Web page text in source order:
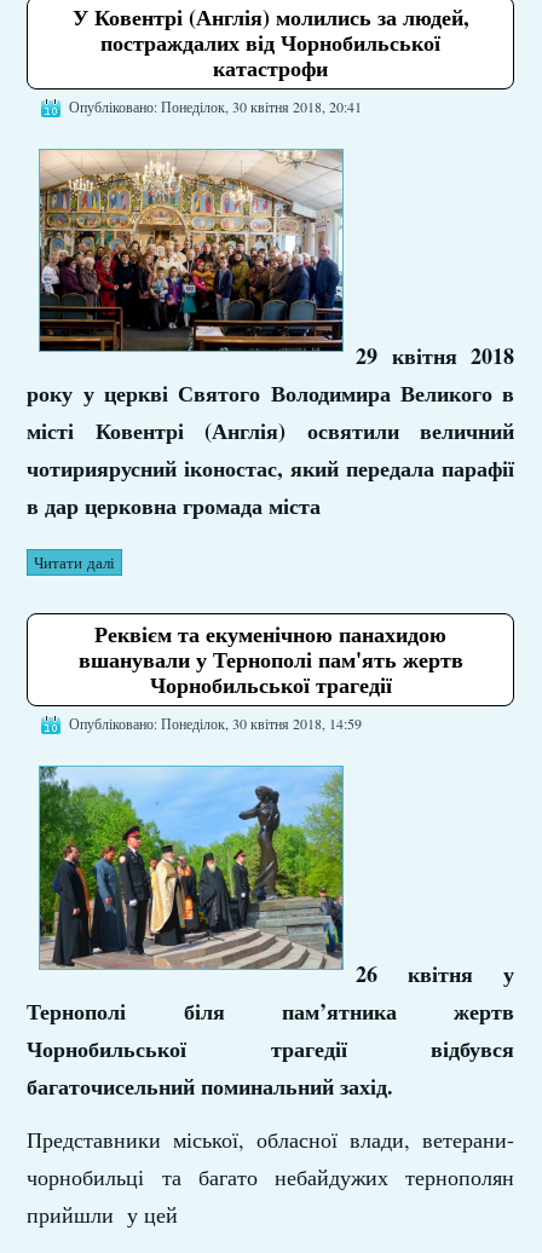
У Ковентрі (Англія) молились за людей,
постраждалих від Чорнобильської
катастрофи
Опубліковано: Понеділок, 30 квітня 2018, 20:41
29 квітня 2018
року у церкві Святого Володимира Великого в
місті Ковентрі (Англія) освятили величний
чотириярусний іконостас, який передала парафії
в дар церковна громада міста
Читати далі
Реквієм та екуменічною панахидою
вшанували у Тернополі пам'ять жертв
Чорнобильської трагедії
Опубліковано: Понеділок, 30 квітня 2018, 14:59
26 квітня у
Тернополі біля пам’ятника жертв
Чорнобильської трагедії відбувся
багаточисельний поминальний захід.
Представники міської, обласної влади, ветерани-
чорнобильці та багато небайдужих тернополян
прийшли у цей